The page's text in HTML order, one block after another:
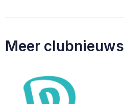
Meer clubnieuws